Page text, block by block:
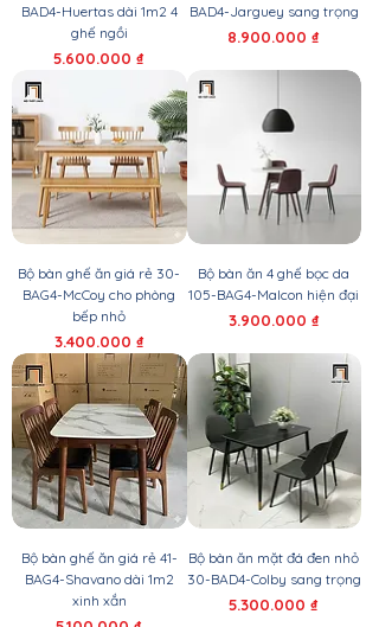
BAD4-Huertas dài 1m2 4
ghế ngồi
Giá
5.600.000 ₫
BAD4-Jarguey sang trọng
Giá
8.900.000 ₫
Bộ bàn ghế ăn giá rẻ 30-
BAG4-McCoy cho phòng
bếp nhỏ
Giá
3.400.000 ₫
Bộ bàn ăn 4 ghế bọc da
105-BAG4-Malcon hiện đại
Giá
3.900.000 ₫
Bộ bàn ghế ăn giá rẻ 41-
BAG4-Shavano dài 1m2
xinh xắn
Bộ bàn ăn mặt đá đen nhỏ
30-BAD4-Colby sang trọng
Giá
5.300.000 ₫